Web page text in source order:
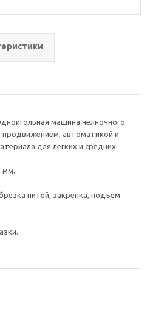
машина челночного
автоматикой и
для легких и средних
мм.
нитей, закрепка, подъем